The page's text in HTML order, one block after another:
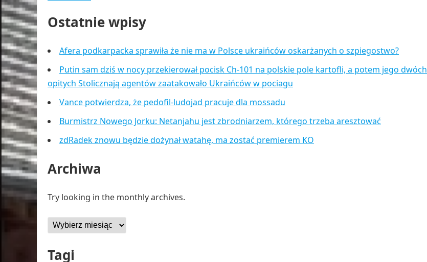
Ostatnie wpisy
Afera podkarpacka sprawiła że nie ma w Polsce ukraińców oskarżanych o szpiegostwo?
Putin sam dziś w nocy przekierował pocisk Ch-101 na polskie pole kartofli, a potem jego dwóch
opitych Stolicznają agentów zaatakowało Ukraińców w pociagu
Vance potwierdza, że pedofil-ludojad pracuje dla mossadu
Burmistrz Nowego Jorku: Netanjahu jest zbrodniarzem, którego trzeba aresztować
zdRadek znowu będzie dożynał watahę, ma zostać premierem KO
Archiwa
Try looking in the monthly archives.
Archiwa
Tagi